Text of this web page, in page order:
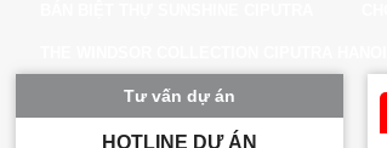
Tư vấn dự án
HOTLINE DỰ ÁN